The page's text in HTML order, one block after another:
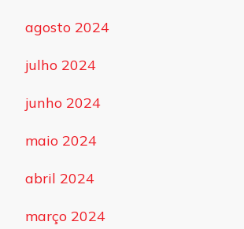
agosto 2024
julho 2024
junho 2024
maio 2024
abril 2024
março 2024